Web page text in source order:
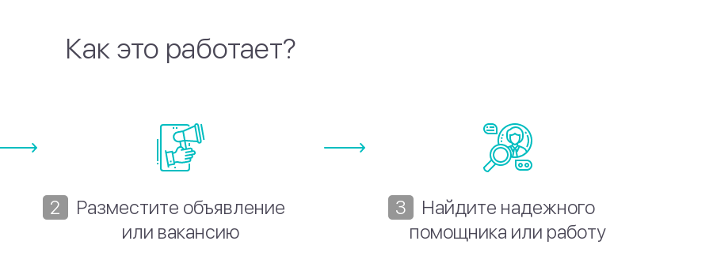
Как это работает?
Разместите объявление
или вакансию
Найдите надежного
помощника или работу